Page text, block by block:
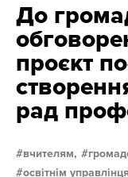
До
проєкт
рад
вчителям,
освітнім